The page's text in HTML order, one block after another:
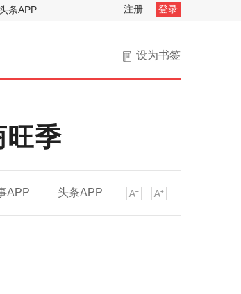
条APP 注册 登录
设为书签
旺季
APP 头条APP